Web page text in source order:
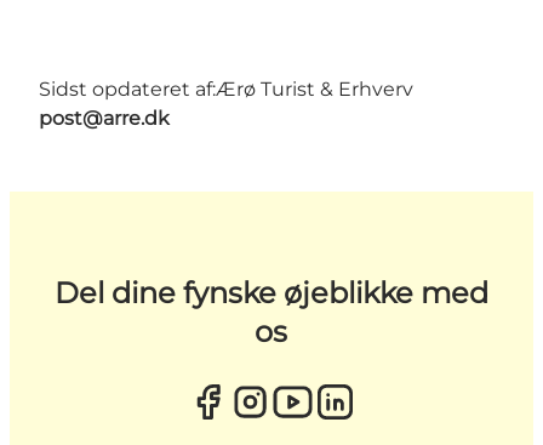
Sidst opdateret af:Ærø Turist & Erhverv
post@arre.dk
Del dine fynske øjeblikke med
os